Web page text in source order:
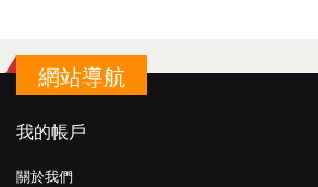
網站導航
我的帳戶
關於我們